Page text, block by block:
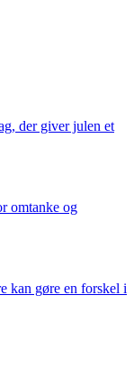
der giver julen et
omtanke og
kan gøre en forskel i